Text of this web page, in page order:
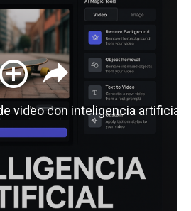
video con inteligencia artificial